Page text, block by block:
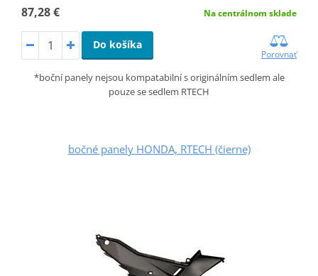
87,28 € Na centrálnom sklade
Do košíka
Porovnať
*boční panely nejsou kompatabilní s originálním sedlem ale
pouze se sedlem RTECH
bočné panely HONDA, RTECH (čierne)